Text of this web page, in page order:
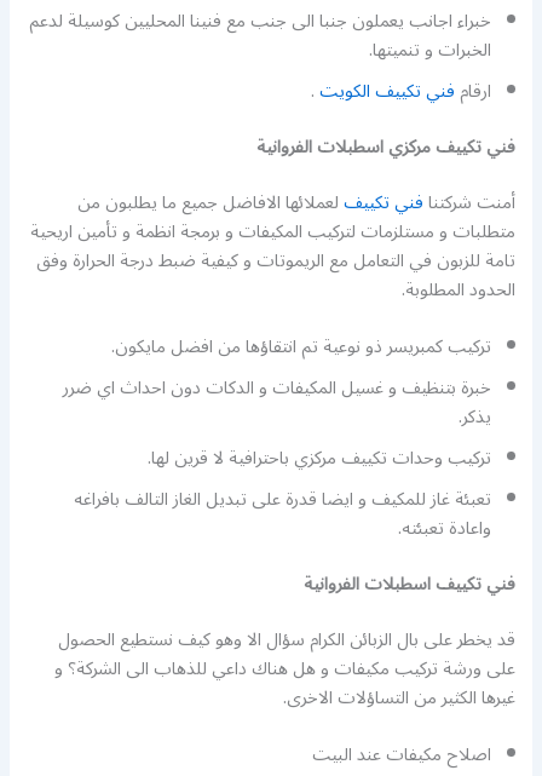
خبراء اجانب يعملون جنبا الى جنب مع فنينا المحليين كوسيلة لدعم
الخبرات و تنميتها.
ارقامفني تكييف الكويت.
فني تكييف مركزي اسطبلات الفروانية
أمنت شركتنافني تكييفلعملائها الافاضل جميع ما يطلبون من
متطلبات و مستلزمات لتركيب المكيفات و برمجة انظمة و تأمين اريحية
تامة للزبون في التعامل مع الريموتات و كيفية ضبط درجة الحرارة وفق
الحدود المطلوبة.
تركيب كمبريسر ذو نوعية تم انتقاؤها من افضل مايكون.
خبرة بتنظيف و غسيل المكيفات و الدكات دون احداث اي ضرر
يذكر.
تركيب وحدات تكييف مركزي باحترافية لا قرين لها.
تعبئة غاز للمكيف و ايضا قدرة على تبديل الغاز التالف بافراغه
واعادة تعبئته.
فني تكييف اسطبلات الفروانية
قد يخطر على بال الزبائن الكرام سؤال الا وهو كيف نستطيع الحصول
على ورشة تركيب مكيفات و هل هناك داعي للذهاب الى الشركة؟ و
غيرها الكثير من التساؤلات الاخرى.
اصلاح مكيفات عند البيت